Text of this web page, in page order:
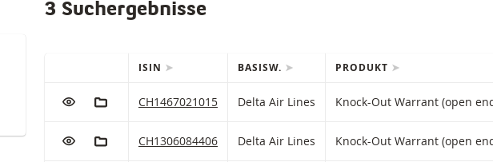
3 Suchergebnisse
QUICK ACTIONS
ISIN BASISW. PRODUKT
ZUR WATCHLIST HINZUFÜGEN
ZUM FIKTIVEN PORTFOLIO HINZUFÜGEN
Delta Air Lines Knock-Out Warrant (open end) mit ISIN code:
CH1467021015 Delta Air Lines Knock-Out Warrant (open
ZUR WATCHLIST HINZUFÜGEN
ZUM FIKTIVEN PORTFOLIO HINZUFÜGEN
Delta Air Lines Knock-Out Warrant (open end) mit ISIN code:
CH1306084406 Delta Air Lines Knock-Out Warrant (open